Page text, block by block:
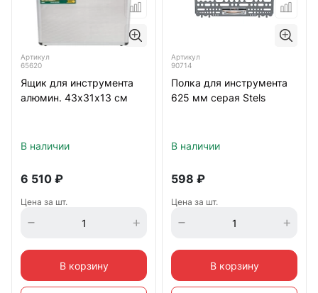
Артикул
65620
Ящик для инструмента
алюмин. 43х31х13 см
В наличии
6 510 ₽
Цена за шт.
В корзину
Артикул
90714
Полка для инструмента
625 мм серая Stels
В наличии
598 ₽
Цена за шт.
В корзину